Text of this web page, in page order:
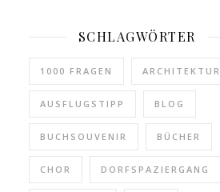
SCHLAGWÖRTER
1000 FRAGEN ARCHITEKTUR
AUSFLUGSTIPP BLOG
BUCHSOUVENIR BÜCHER
CHOR DORFSPAZIERGANG